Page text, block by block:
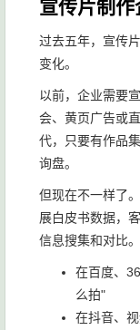
宣传片制
过去五年，宣传
变化。
以前，企业需要
会、黄页广告或
代，只要有作品
询盘。
但现在不一样了
展白皮书数据，
信息搜集和对比。
在百度、
么拍"
在抖音、